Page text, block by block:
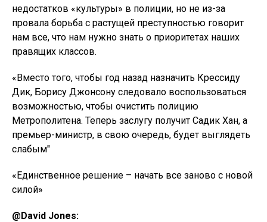
недостатков «культуры» в полиции, но не из-за
провала борьба с растущей преступностью говорит
нам все, что нам нужно знать о приоритетах наших
правящих классов.
«Вместо того, чтобы год назад назначить Крессиду
Дик, Борису Джонсону следовало воспользоваться
возможностью, чтобы очистить полицию
Метрополитена. Теперь заслугу получит Садик Хан, а
премьер-министр, в свою очередь, будет выглядеть
слабым"
«Единственное решение – начать все заново с новой
силой»
@David Jones: